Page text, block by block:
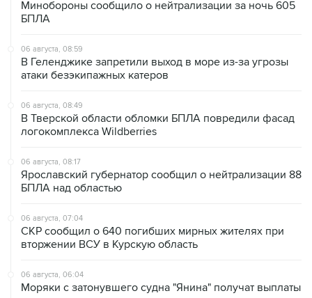
Минобороны сообщило о нейтрализации за ночь 605
БПЛА
06 августа, 08:59
В Геленджике запретили выход в море из-за угрозы
атаки безэкипажных катеров
06 августа, 08:49
В Тверской области обломки БПЛА повредили фасад
логокомплекса Wildberries
06 августа, 08:17
Ярославский губернатор сообщил о нейтрализации 88
БПЛА над областью
06 августа, 07:04
СКР сообщил о 640 погибших мирных жителях при
вторжении ВСУ в Курскую область
06 августа, 06:04
Моряки с затонувшего судна "Янина" получат выплаты